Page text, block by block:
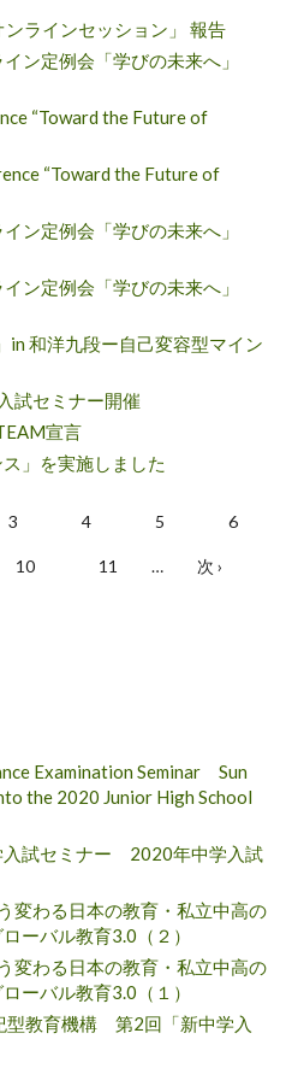
ラインセッション」 報告
ン定例会「学びの未来へ」
“Toward the Future of
“Toward the Future of
ン定例会「学びの未来へ」
ン定例会「学びの未来へ」
in 和洋九段ー自己変容型マイン
試セミナー開催
宣言
」を実施しました
3 4 5 6
10 11 … 次 ›
Examination Seminar Sun
the 2020 Junior High School
入試セミナー 2020年中学入試
変わる日本の教育・私立中高の
ーバル教育3.0（２）
変わる日本の教育・私立中高の
ーバル教育3.0（１）
型教育機構 第2回「新中学入